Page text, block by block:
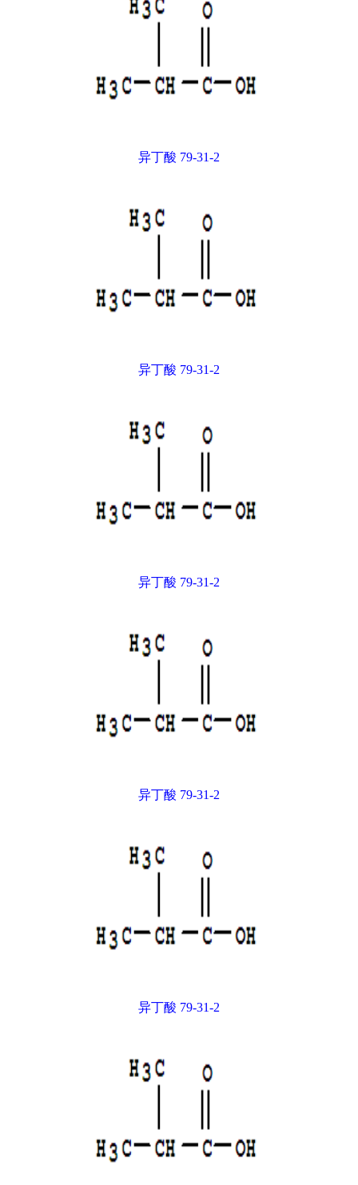
异丁酸 79-31-2
异丁酸 79-31-2
异丁酸 79-31-2
异丁酸 79-31-2
异丁酸 79-31-2